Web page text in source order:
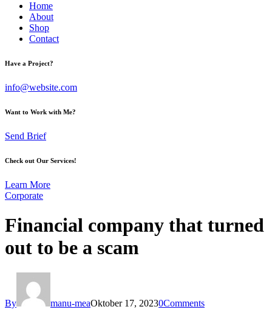
Home
About
Shop
Contact
Have a Project?
info@website.com
Want to Work with Me?
Send Brief
Check out Our Services!
Learn More
Corporate
Financial company that turned
out to be a scam
By manu-meaOktober 17, 20230Comments